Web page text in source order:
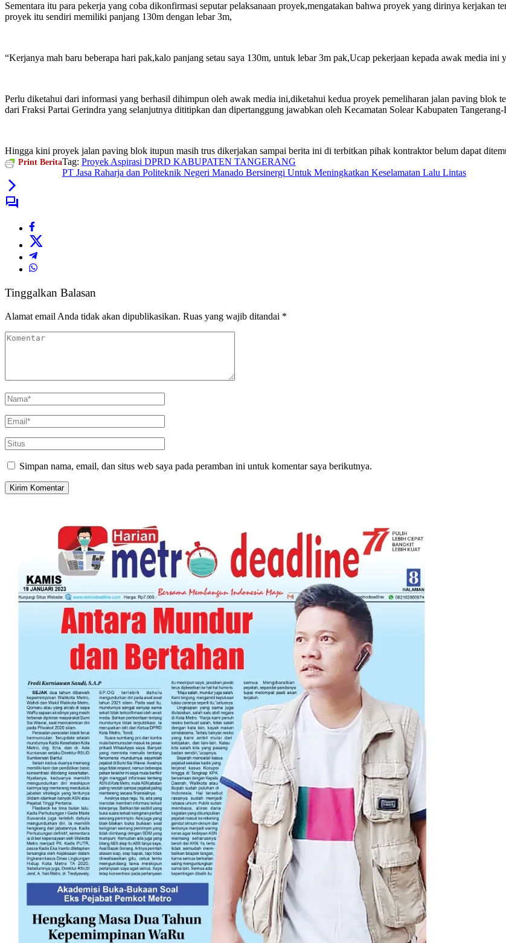
Sementara itu para pekerja yang coba dikonfirmasi seputar pelaksanaan proyek,mengatakan bahwa proyek yang dirinya kerjakan
proyek itu sendiri memiliki panjang 130m dengan lebar 3m,
“Kerjanya mah baru beberapa hari pak,kalo panjang setau saya 130m, untuk lebar 3m pak,Ucap pekerjaan kepada awak media ini
Perlu diketahui dari informasi yang berhasil dihimpun oleh awak media ini,diketahui kedua proyek pemeliharan jalan paving blok
dari Fraksi Partai Gerindra yang selanjutnya dititipkan dan dipertanggung jawabkan oleh Kecamatan Solear Kabupaten Tangerang-
Hingga kini proyek jalan paving blok itupun masih trus dikerjakan sampai berita ini di terbitkan pihak kontraktor belum dapat
Print BeritaTag: Proyek Aspirasi DPRD KABUPATEN TANGERANG
PT Jasa Raharja dan Politeknik Negeri Manado Bersinergi Untuk Meningkatkan Keselamatan Lalu Lintas
Tinggalkan Balasan
Alamat email Anda tidak akan dipublikasikan. Ruas yang wajib ditandai *
Simpan nama, email, dan situs web saya pada peramban ini untuk komentar saya berikutnya.